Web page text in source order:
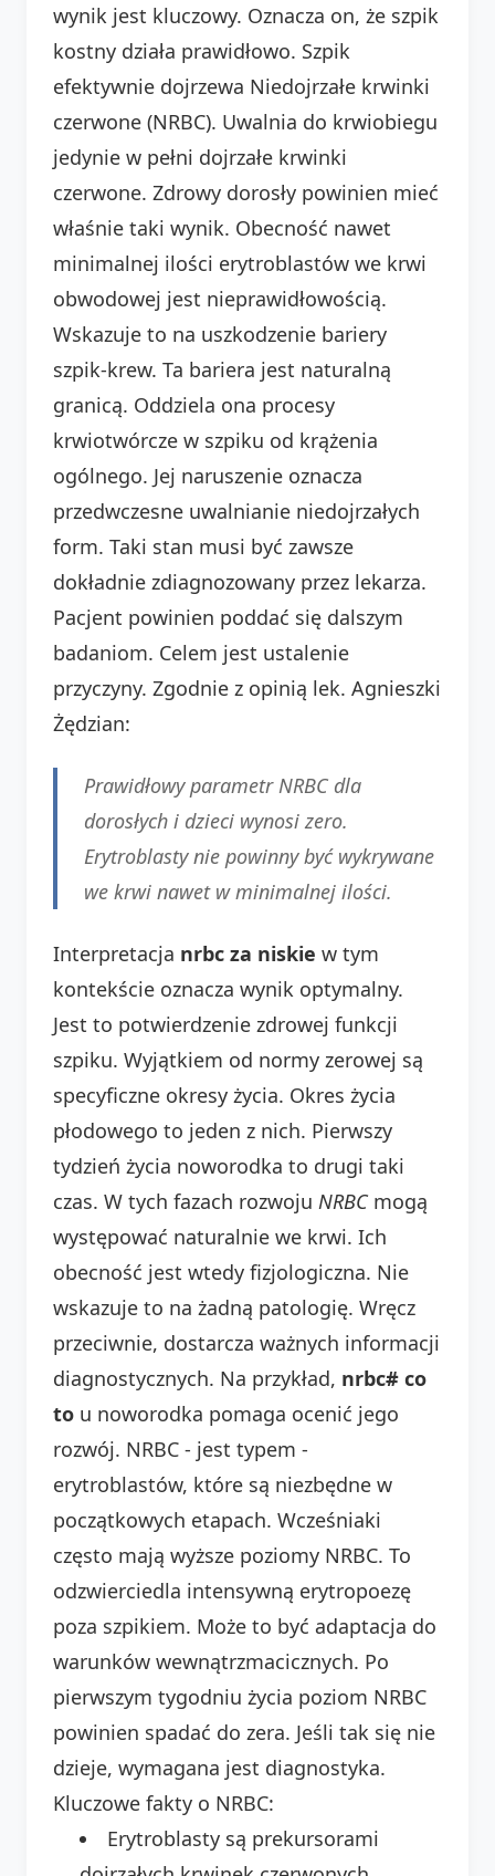
wynik jest kluczowy. Oznacza on, że szpik
kostny działa prawidłowo. Szpik
efektywnie dojrzewa Niedojrzałe krwinki
czerwone (NRBC). Uwalnia do krwiobiegu
jedynie w pełni dojrzałe krwinki
czerwone. Zdrowy dorosły powinien mieć
właśnie taki wynik. Obecność nawet
minimalnej ilości erytroblastów we krwi
obwodowej jest nieprawidłowością.
Wskazuje to na uszkodzenie bariery
szpik-krew. Ta bariera jest naturalną
granicą. Oddziela ona procesy
krwiotwórcze w szpiku od krążenia
ogólnego. Jej naruszenie oznacza
przedwczesne uwalnianie niedojrzałych
form. Taki stan musi być zawsze
dokładnie zdiagnozowany przez lekarza.
Pacjent powinien poddać się dalszym
badaniom. Celem jest ustalenie
przyczyny. Zgodnie z opinią lek. Agnieszki
Żędzian:
Prawidłowy parametr NRBC dla
dorosłych i dzieci wynosi zero.
Erytroblasty nie powinny być wykrywane
we krwi nawet w minimalnej ilości.
Interpretacja nrbc za niskie w tym
kontekście oznacza wynik optymalny.
Jest to potwierdzenie zdrowej funkcji
szpiku. Wyjątkiem od normy zerowej są
specyficzne okresy życia. Okres życia
płodowego to jeden z nich. Pierwszy
tydzień życia noworodka to drugi taki
czas. W tych fazach rozwoju NRBCmogą
występować naturalnie we krwi. Ich
obecność jest wtedy fizjologiczna. Nie
wskazuje to na żadną patologię. Wręcz
przeciwnie, dostarcza ważnych informacji
diagnostycznych. Na przykład, nrbc# co
to u noworodka pomaga ocenić jego
rozwój. NRBC - jest typem -
erytroblastów, które są niezbędne w
początkowych etapach. Wcześniaki
często mają wyższe poziomy NRBC. To
odzwierciedla intensywną erytropoezę
poza szpikiem. Może to być adaptacja do
warunków wewnątrzmacicznych. Po
pierwszym tygodniu życia poziom NRBC
powinien spadać do zera. Jeśli tak się nie
dzieje, wymagana jest diagnostyka.
Kluczowe fakty o NRBC:
Erytroblasty są prekursorami